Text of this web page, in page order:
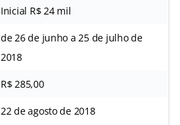
Inicial R$ 24 mil
de 26 de junho a 25 de julho de
2018
R$ 285,00
22 de agosto de 2018